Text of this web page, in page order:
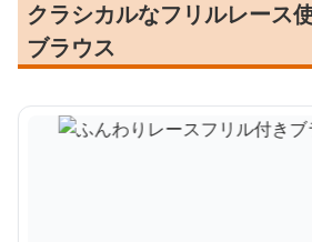
クラシカルなフリルレース
ブラウス